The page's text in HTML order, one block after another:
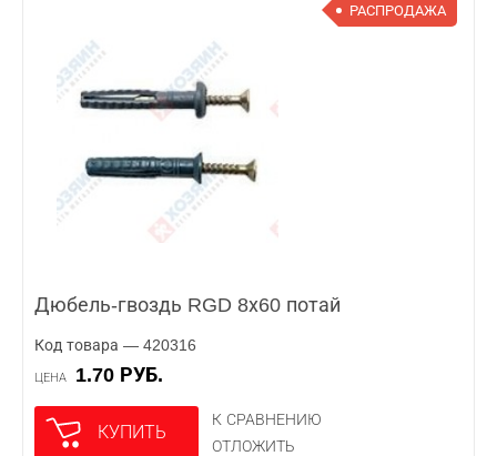
РАСПРОДАЖА
Дюбель-гвоздь RGD 8х60 потай
Код товара — 420316
ЦЕНА 1.70 РУБ.
КУПИТЬ
К СРАВНЕНИЮ
ОТЛОЖИТЬ